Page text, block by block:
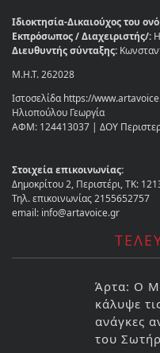
Ιδιοκτησία-Δικαιούχος του
Εκπρόσωπος / Διαχειριστής/:
Διευθυντής σύνταξης:
Μ.Η.Τ. 262028
Ιστοσελίδα https://
Ηλιοπούλου Γεωργία
ΑΦΜ: 124413037 | ΔΟΥ
Στοιχεία επικοινωνίας:
Δημοκρίτου 2, Περιστέρι, ΤΚ:
Τηλ. επικοινωνίας 2155652757
email: info@artavoice.gr
Άρτα: Ο
κάλυψε
ανάγκες
του